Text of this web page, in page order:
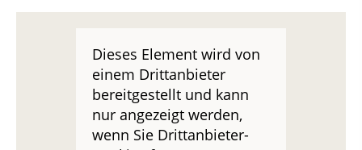
Dieses Element wird von
einem Drittanbieter
bereitgestellt und kann
nur angezeigt werden,
wenn Sie Drittanbieter-